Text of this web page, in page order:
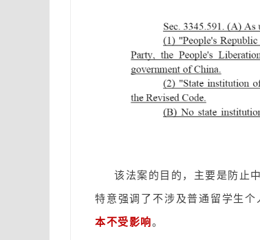
该法案的目的，主要是防止
特意强调了不涉及普通留学生个
本不受影响。